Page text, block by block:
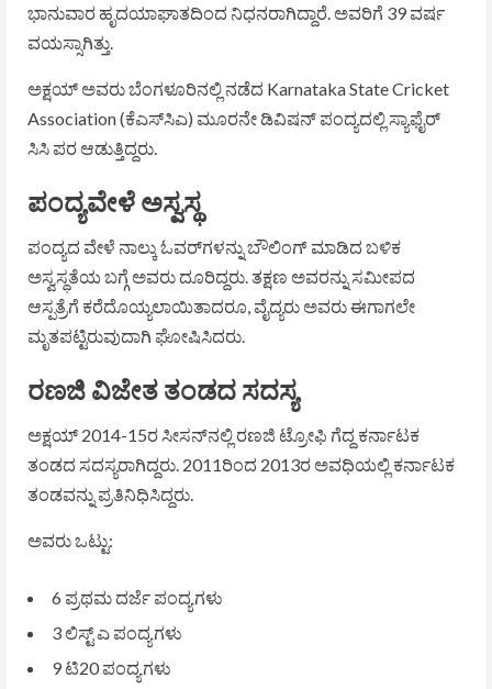
ಭಾನುವಾರ ಹೃದಯಾಘಾತದಿಂದ ನಿಧನರಾಗಿದ್ದಾರೆ. ಅವರಿಗೆ 39 ವರ್ಷ
ವಯಸ್ಸಾಗಿತ್ತು.
ಅಕ್ಷಯ್ ಅವರು ಬೆಂಗಳೂರಿನಲ್ಲಿ ನಡೆದ Karnataka State Cricket
Association(ಕೆಎಸ್‌ಸಿಎ) ಮೂರನೇ ಡಿವಿಷನ್ ಪಂದ್ಯದಲ್ಲಿ ಸ್ಯಾಫೈರ್
ಸಿಸಿ ಪರ ಆಡುತ್ತಿದ್ದರು.
ಪಂದ್ಯವೇಳೆ ಅಸ್ವಸ್ಥ
ಪಂದ್ಯದ ವೇಳೆ ನಾಲ್ಕು ಓವರ್‌ಗಳನ್ನು ಬೌಲಿಂಗ್ ಮಾಡಿದ ಬಳಿಕ
ಅಸ್ವಸ್ಥತೆಯ ಬಗ್ಗೆ ಅವರು ದೂರಿದ್ದರು. ತಕ್ಷಣ ಅವರನ್ನು ಸಮೀಪದ
ಆಸ್ಪತ್ರೆಗೆ ಕರೆದೊಯ್ಯಲಾಯಿತಾದರೂ, ವೈದ್ಯರು ಅವರು ಈಗಾಗಲೇ
ಮೃತಪಟ್ಟಿರುವುದಾಗಿ ಘೋಷಿಸಿದರು.
ರಣಜಿ ವಿಜೇತ ತಂಡದ ಸದಸ್ಯ
ಅಕ್ಷಯ್ 2014-15ರ ಸೀಸನ್‌ನಲ್ಲಿ ರಣಜಿ ಟ್ರೋಫಿ ಗೆದ್ದ ಕರ್ನಾಟಕ
ತಂಡದ ಸದಸ್ಯರಾಗಿದ್ದರು. 2011ರಿಂದ 2013ರ ಅವಧಿಯಲ್ಲಿ ಕರ್ನಾಟಕ
ತಂಡವನ್ನು ಪ್ರತಿನಿಧಿಸಿದ್ದರು.
ಅವರು ಒಟ್ಟು:
6 ಪ್ರಥಮ ದರ್ಜೆ ಪಂದ್ಯಗಳು
3 ಲಿಸ್ಟ್ ಎ ಪಂದ್ಯಗಳು
9 ಟಿ20 ಪಂದ್ಯಗಳು